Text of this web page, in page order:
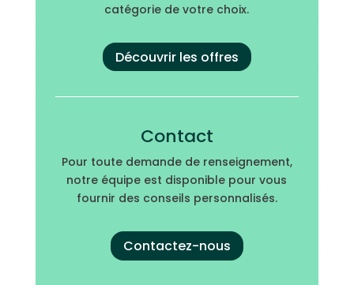
catégorie de votre choix.
Découvrir les offres
Contact
Pour toute demande de renseignement,
notre équipe est disponible pour vous
fournir des conseils personnalisés.
Contactez-nous